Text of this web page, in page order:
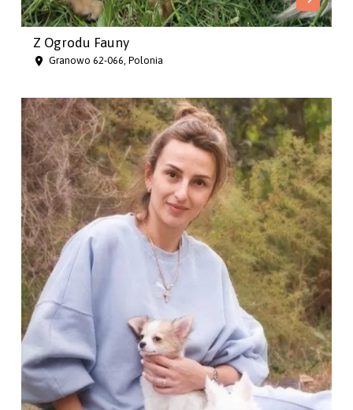
Z Ogrodu Fauny
Granowo 62-066, Polonia